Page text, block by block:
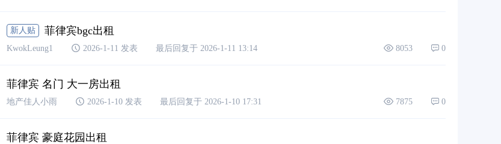
新人贴 菲律宾bgc出租
KwokLeung1 2026-1-11 发表 最后回复于 2026-1-11 13:14 8053 0
菲律宾 名门 大一房出租
地产佳人小雨 2026-1-10 发表 最后回复于 2026-1-10 17:31 7875 0
菲律宾 豪庭花园出租